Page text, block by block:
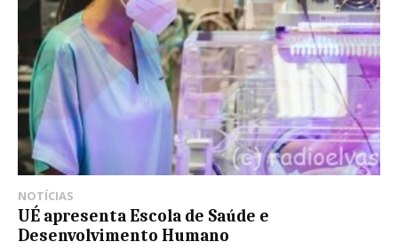
NOTÍCIAS
UÉ apresenta Escola de Saúde e
Desenvolvimento Humano